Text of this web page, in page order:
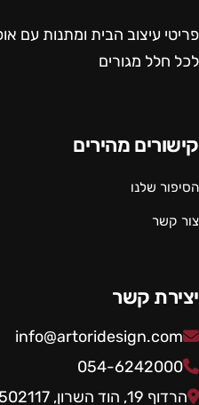
פריטי עיצוב הבית ומתנות עם
לכל חלל מגורים
קישורים מהירים
הסיפור שלנו
צור קשר
יצירת קשר
info@artoridesign.com
054-6242000
הרדוף 19, הוד השרון, 4502117, ישראל